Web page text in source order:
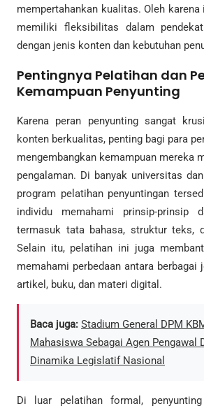
mempertahankan kualitas. Oleh karena
memiliki fleksibilitas dalam
dengan jenis konten dan kebutuhan
Pentingnya Pelatihan dan
Kemampuan Penyunting
Karena peran penyunting sangat
konten berkualitas, penting bagi para
mengembangkan kemampuan mereka
pengalaman. Di banyak universitas
program pelatihan penyuntingan
individu memahami prinsip-prinsip
termasuk tata bahasa, struktur teks,
Selain itu, pelatihan ini juga
memahami perbedaan antara berbagai
artikel, buku, dan materi digital.
Baca juga: Stadium General DPM
Mahasiswa Sebagai Agen Pengawal
Dinamika Legislatif Nasional
Di luar pelatihan formal,